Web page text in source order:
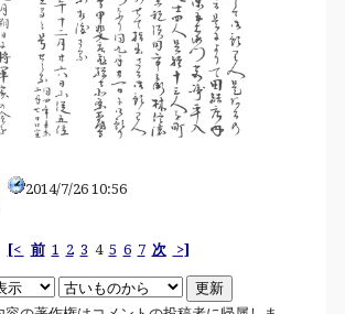
2014/7/26 10:56
[< 前 1 2 3 4 5 6 7 次 >]